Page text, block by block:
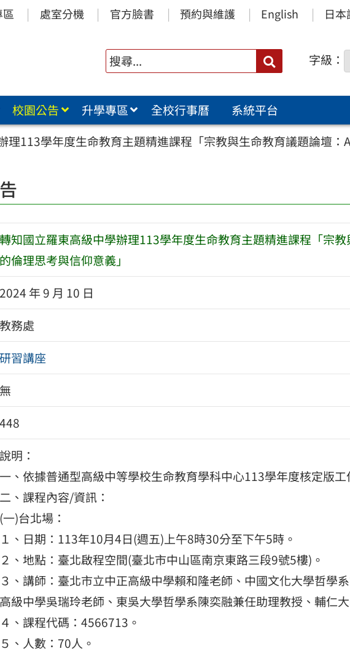
處室分機 官方臉書 預約與維護 English 日本
搜
尋：
字級：
校園公告 升學專區 全校行事曆
系統平台
理113學年度生命教育主題精進課程「宗教與生命教育議題論壇：
轉知國立羅東高級中學辦理113學年度生命教育主題精進課程「宗
的倫理思考與信仰意義」
2024 年 9 月 10 日
教務處
研習講座
無
448
說明：
一、依據普通型高級中等學校生命教育學科中心113學年度核定版工
二、課程內容/資訊：
(一)台北場：
１、日期：113年10月4日(週五)上午8時30分至下午5時。
２、地點：臺北啟程空間(臺北市中山區南京東路三段9號5樓)。
３、講師：臺北市立中正高級中學賴和隆老師、中國文化大學哲學
高級中學吳瑞玲老師、東吳大學哲學系陳奕融兼任助理教授、輔仁
４、課程代碼：4566713。
５、人數：70人。